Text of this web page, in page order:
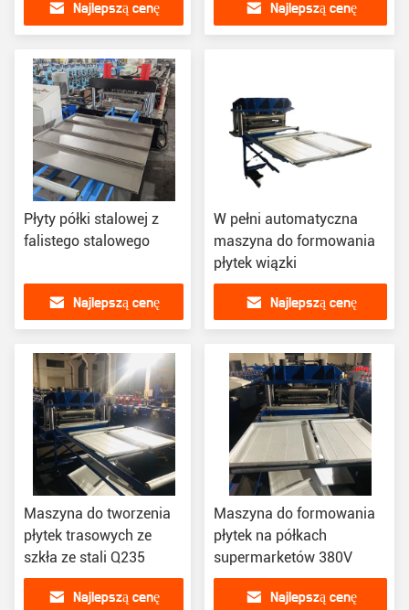
Najlepszą cenę Najlepszą cenę
Płyty półki stalowej z
falistego stalowego
Najlepszą cenę
W pełni automatyczna
maszyna do formowania
płytek wiązki
Najlepszą cenę
Maszyna do tworzenia
płytek trasowych ze
szkła ze stali Q235
Najlepszą cenę
Maszyna do formowania
płytek na półkach
supermarketów 380V
Najlepszą cenę